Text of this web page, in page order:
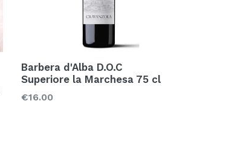
Barbera d'Alba D.O.C
Superiore la Marchesa 75 cl
Prezzo
€16.00